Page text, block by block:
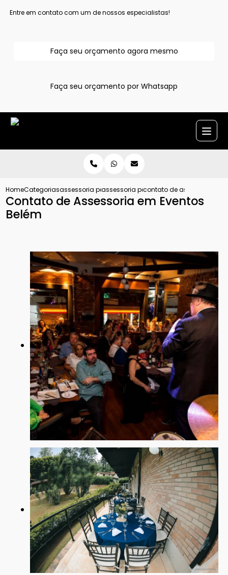
Entre em contato com um de nossos especialistas!
Faça seu orçamento agora mesmo
Faça seu orçamento por Whatsapp
HomeCategoriasassessoria para eventoassessoria para eventoscontato de assessoria em
Contato de Assessoria em Eventos
Belém